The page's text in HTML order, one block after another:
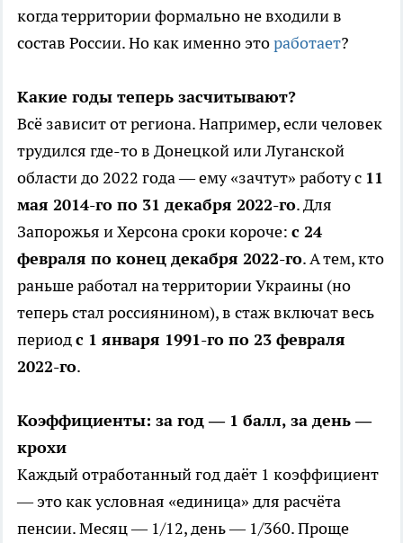
когда территории формально не входили в
состав России. Но как именно этоработает?
Какие годы теперь засчитывают?
Всё зависит от региона. Например, если человек
трудился где-то в Донецкой или Луганской
области до 2022 года — ему «зачтут» работу с 11
мая 2014-го по 31 декабря 2022-го. Для
Запорожья и Херсона сроки короче: с 24
февраля по конец декабря 2022-го. А тем, кто
раньше работал на территории Украины (но
теперь стал россиянином), в стаж включат весь
периодс 1 января 1991-го по 23 февраля
2022-го.
Коэффициенты: за год — 1 балл, за день —
крохи
Каждый отработанный год даёт 1 коэффициент
— это как условная «единица» для расчёта
пенсии. Месяц — 1/12, день — 1/360. Проще